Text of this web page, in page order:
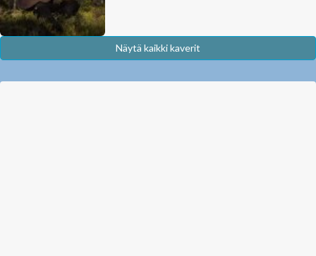
Näytä kaikki kaverit